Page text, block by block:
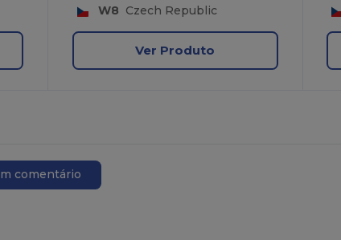
W8 Czech Republic
Ver Produto
comentário